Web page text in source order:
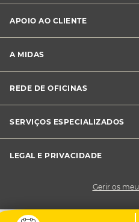
Franchising Midas
APOIO AO CLIENTE
Livro de Reclamações
Canal de Denúncias
Perguntas Frequentes
A MIDAS
Sustentabilidade
Notícias Midas
REDE DE OFICINAS
SERVIÇOS ESPECIALIZADOS
LEGAL E PRIVACIDADE
Cookies
Gerir os